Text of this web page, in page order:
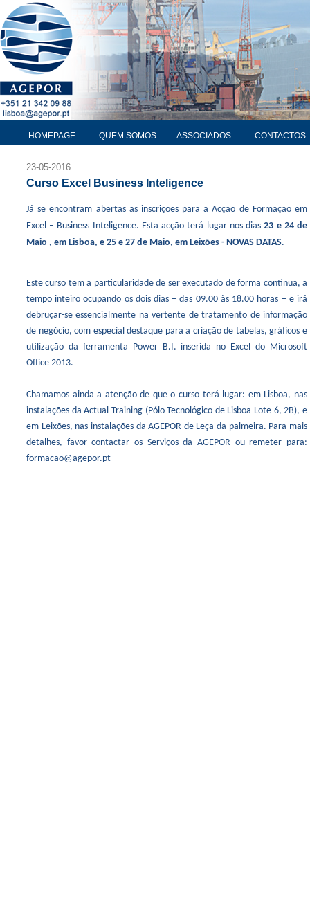
HOMEPAGE QUEM SOMOS ASSOCIADOS CONTACTOS
23-05-2016
Curso Excel Business Inteligence
Já se encontram abertas as inscrições para a Acção de Formação em
Excel – Business Inteligence. Esta acção terá lugar nos dias 23 e 24 de
Maio , em Lisboa, e 25 e 27 de Maio, em Leixões - NOVAS DATAS.
Este curso tem a particularidade de ser executado de forma continua, a
tempo inteiro ocupando os dois dias – das 09.00 às 18.00 horas – e irá
debruçar-se essencialmente na vertente de tratamento de informação
de negócio, com especial destaque para a criação de tabelas, gráficos e
utilização da ferramenta Power B.I. inserida no Excel do Microsoft
Office 2013.
Chamamos ainda a atenção de que o curso terá lugar: em Lisboa, nas
instalações da Actual Training (Pólo Tecnológico de Lisboa Lote 6, 2B), e
em Leixões, nas instalações da AGEPOR de Leça da palmeira. Para mais
detalhes, favor contactar os Serviços da AGEPOR ou remeter para:
formacao@agepor.pt